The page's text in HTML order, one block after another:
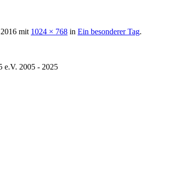
mit 1024 × 768 in Ein besonderer Tag.
e.V. 2005 - 2025